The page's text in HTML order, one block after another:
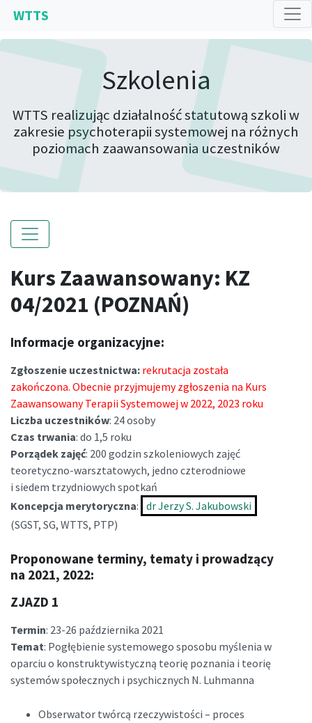
WTTS
Szkolenia
WTTS realizując działalność statutową szkoli w
zakresie psychoterapii systemowej na różnych
poziomach zaawansowania uczestników
Kurs Zaawansowany: KZ
04/2021 (POZNAŃ)
Informacje organizacyjne:
Zgłoszenie uczestnictwa: rekrutacja została
zakończona. Obecnie przyjmujemy zgłoszenia na Kurs
Zaawansowany Terapii Systemowej w 2022, 2023 roku
Liczba uczestników: 24 osoby
Czas trwania: do 1,5 roku
Porządek zajęć: 200 godzin szkoleniowych zajęć
teoretyczno-warsztatowych, jedno czterodniowe
i siedem trzydniowych spotkań
Koncepcja merytoryczna: dr Jerzy S. Jakubowski
(SGST, SG, WTTS, PTP)
Proponowane terminy, tematy i prowadzący
na 2021, 2022:
ZJAZD 1
Termin: 23-26 października 2021
Temat: Pogłębienie systemowego sposobu myślenia w
oparciu o konstruktywistyczną teorię poznania i teorię
systemów społecznych i psychicznych N. Luhmanna
Obserwator twórcą rzeczywistości – proces